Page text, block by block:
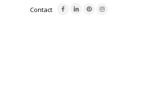
Contact